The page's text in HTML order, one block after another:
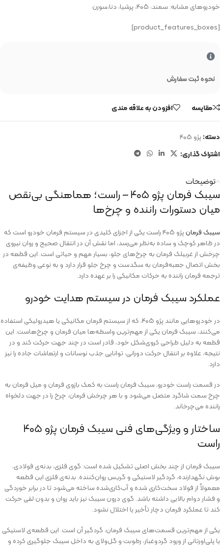
خودروهای مشابه: سمند، ۴۰۵، پرشیا، دنا،سورن
[product_features_boxes]
نحوه ثبت سفارش
مقایسه افزودن به علاقه مندی
دسته: پژو ۴۰۵
اشتراک گذاری:
توضیحات
سیبک فرمان پژو ۴۰۵ – راست؛ هماهنگی بی‌نقص
میان دستورات راننده و چرخ‌ها
سیبک فرمان
پژو ۴۰۵ راست یکی از اجزای کلیدی در سیستم فرمان خودرو است که
در ظاهر کوچک و ساده به‌نظر می‌رسد، اما نقش آن در انتقال صحیح و روان نیروی
چرخش از غربیلک فرمان به چرخ‌های جلو، بسیار مهم و حیاتی است. این قطعه در
بخش اتصال جعبه‌فرمان به سگدست و چرخ جلو قرار دارد و به نوعی وظیفه‌ی
ترجمه‌ فرمان راننده به حرکات مکانیکی را بر عهده دارد.
عملکرد سیبک فرمان در سیستم هدایت خودرو
در خودروهایی مانند پژو ۴۰۵، که از سیستم فرمان مکانیکی یا هیدرولیکی استفاده
می‌کنند، سیبک فرمان یکی از مهم‌ترین واسطه‌ها میان فرمان و چرخ‌هاست. این
قطعه به دلیل طراحی کروی‌شکل خود، قادر است در چند جهت حرکت کند و در
نتیجه، علاوه بر انتقال حرکت دورانی، توانایی جذب نوسانات و ارتعاشات جاده را نیز
دارد.
در قسمت راست خودرو، سیبک فرمان راست به کمک بازوی فرمان و میل فرمان به
چرخ سمت شاگرد متصل می‌شود و با هر چرخش فرمان، چرخ را در جهت دلخواه
راننده می‌چرخاند.
ساختار و ویژگی‌های فنی سیبک فرمان پژو ۴۰۵
راست
سیبک فرمان از چند بخش اصلی تشکیل شده است: گوی فلزی، بدنه‌ی فولادی،
بوش نگهدارنده، گردگیر لاستیکی و گریس روان‌کننده. بدنه‌ی فلزی این قطعه
معمولاً از فولاد سخت‌کاری‌ شده و آب‌کاری‌شده ساخته می‌شود تا در برابر خوردگی
و فشار دوام بالایی داشته باشد. گوی درون سیبک نیز باید روان و بدون لقی حرکت
کند تا عملکرد فرمان دچار تأخیر یا اختلال نشود.
یکی از مهم‌ترین قسمت‌های سیبک فرمان، گردگیر آن است. این قطعه‌ی لاستیکی
یا پلی‌اورتانی از ورود گردوغبار، رطوبت و گل‌ولای به داخل سیبک جلوگیری کرده و